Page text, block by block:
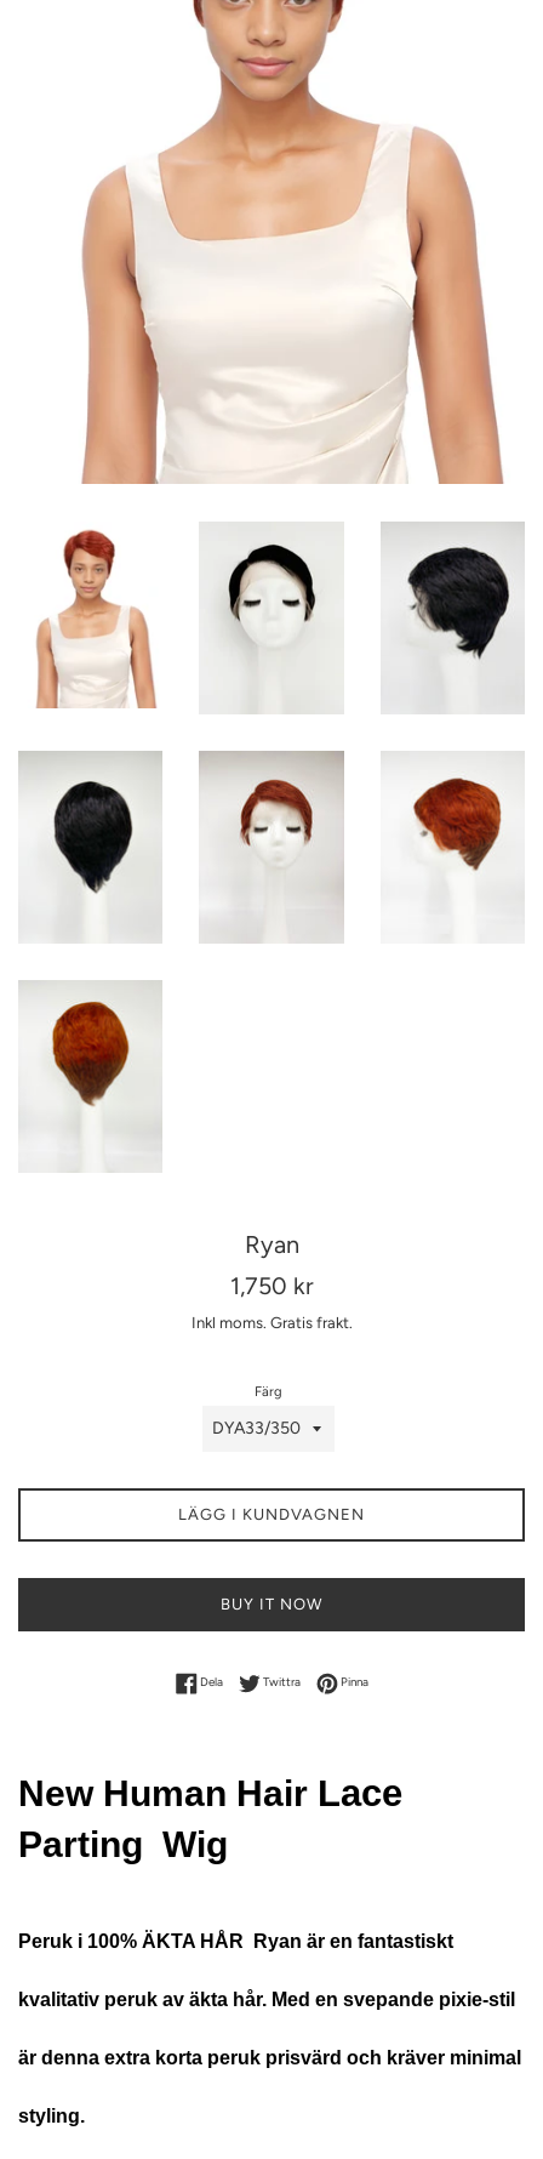
Ryan
Ordinarie
1,750 kr
Inkl moms. Gratis frakt.
Färg
LÄGG I KUNDVAGNEN
BUY IT NOW
DelaDela på Facebook
TwittraDela på Twitter
PinnaDela på Pinterest
New Human Hair Lace
Parting Wig
Peruk i 100% ÄKTA HÅR Ryan är en fantastiskt
kvalitativ peruk av äkta hår. Med en svepande pixie-stil
är denna extra korta peruk prisvärd och kräver minimal
styling.